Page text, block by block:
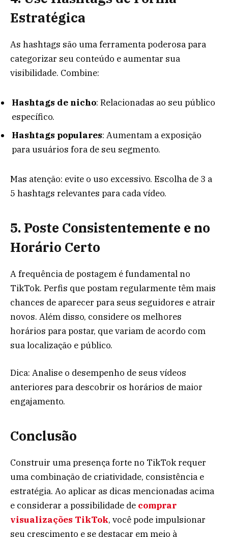
Estratégica
As hashtags são uma ferramenta poderosa para
categorizar seu conteúdo e aumentar sua
visibilidade. Combine:
Hashtags de nicho: Relacionadas ao seu público
específico.
Hashtags populares: Aumentam a exposição
para usuários fora de seu segmento.
Mas atenção: evite o uso excessivo. Escolha de 3 a
5 hashtags relevantes para cada vídeo.
5. Poste Consistentemente e no
Horário Certo
A frequência de postagem é fundamental no
TikTok. Perfis que postam regularmente têm mais
chances de aparecer para seus seguidores e atrair
novos. Além disso, considere os melhores
horários para postar, que variam de acordo com
sua localização e público.
Dica: Analise o desempenho de seus vídeos
anteriores para descobrir os horários de maior
engajamento.
Conclusão
Construir uma presença forte no TikTok requer
uma combinação de criatividade, consistência e
estratégia. Ao aplicar as dicas mencionadas acima
e considerar a possibilidade de comprar
visualizações TikTok, você pode impulsionar
seu crescimento e se destacar em meio à